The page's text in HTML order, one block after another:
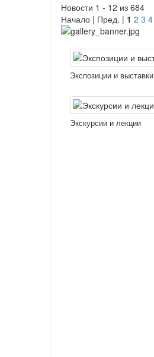
Новости 1 - 12 из 684
Начало | Пред. | 1 2 3 4
Экспозиции и выставки
Экскурсии и лекции